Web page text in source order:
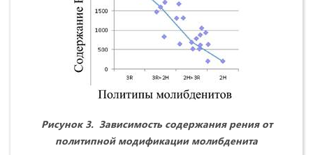
Рисунок 3. Зависимость содержания рения от
политипной модификации молибденита